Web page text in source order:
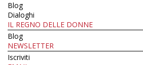
Blog
Dialoghi
IL REGNO DELLE DONNE
Blog
NEWSLETTER
Iscriviti